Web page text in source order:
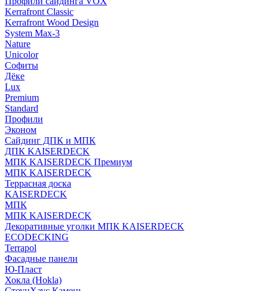
Kerrafront Classic
Kerrafront Wood Design
System Max-3
Nature
Unicolor
Софиты
Дёке
Lux
Premium
Standard
Профили
Эконом
Сайдинг ДПК и МПК
ДПК KAISERDECK
МПК KAISERDECK Премиум
МПК KAISERDECK
Террасная доска
KAISERDECK
МПК
МПК KAISERDECK
Декоративные уголки МПК KAISERDECK
ECODECKING
Terrapol
Фасадные панели
Ю-Пласт
Хокла (Hokla)